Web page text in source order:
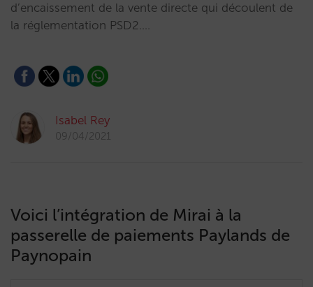
d’encaissement de la vente directe qui découlent de
la réglementation PSD2.…
Isabel Rey
09/04/2021
Voici l’intégration de Mirai à la
passerelle de paiements Paylands de
Paynopain